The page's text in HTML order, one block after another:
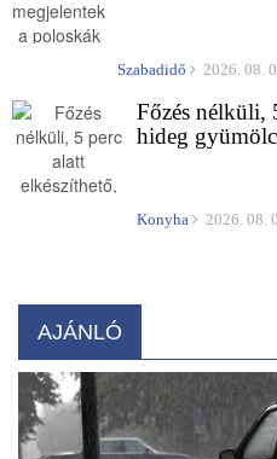
Szabadidő 2026. 08.
Főzés nélküli,
hideg
Konyha 2026. 08.
AJÁNLÓ